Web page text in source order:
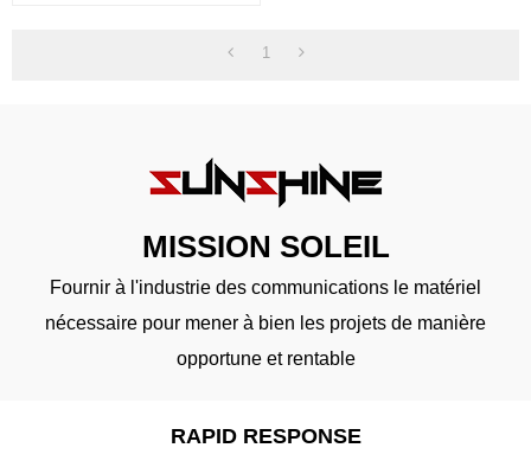
1
MISSION SOLEIL
Fournir à l'industrie des communications le matériel
nécessaire pour mener à bien les projets de manière
opportune et rentable
RAPID RESPONSE